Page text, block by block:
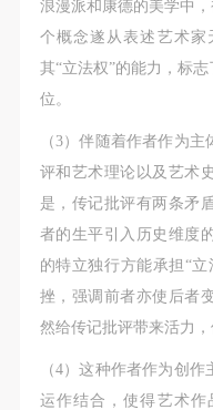
浪漫派和康德的美学中
个概念遂从表述艺术
其“立法权”的能力，标
位。
（3）伴随着作者作为
评和艺术理论以及艺术
是，传记批评有两条矛
者的生平引入历史维度
的特立独行方能承担“
挫，强调前者亦使后者
然给传记批评带来活力
（4）这种作者作为创
运作结合，使得艺术作